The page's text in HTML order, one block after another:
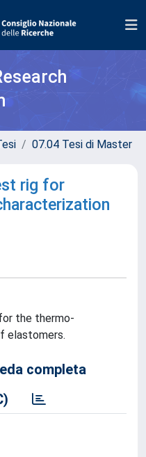
07.04 Tesi di Master
rig for
the thermo-
elastomers.
completa